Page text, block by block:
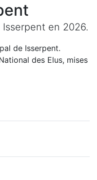
Isserpent en 2026.
de Isserpent.
des Elus, mises